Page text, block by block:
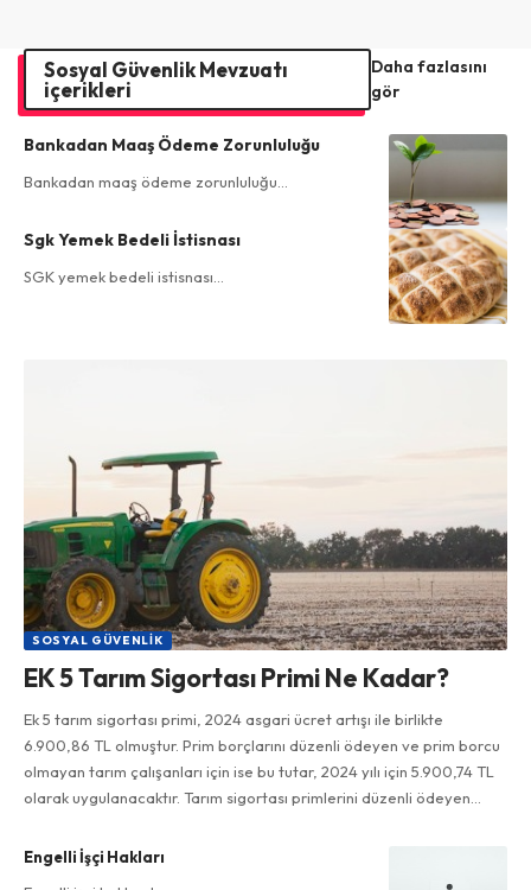
Sosyal Güvenlik Mevzuatı
içerikleri
Daha fazlasını
gör
Bankadan Maaş Ödeme Zorunluluğu
Bankadan maaş ödeme zorunluluğu…
Sgk Yemek Bedeli İstisnası
SGK yemek bedeli istisnası…
SOSYAL GÜVENLIK
EK 5 Tarım Sigortası Primi Ne Kadar?
Ek 5 tarım sigortası primi, 2024 asgari ücret artışı ile birlikte
6.900,86 TL olmuştur. Prim borçlarını düzenli ödeyen ve prim borcu
olmayan tarım çalışanları için ise bu tutar, 2024 yılı için 5.900,74 TL
olarak uygulanacaktır. Tarım sigortası primlerini düzenli ödeyen…
Engelli İşçi Hakları